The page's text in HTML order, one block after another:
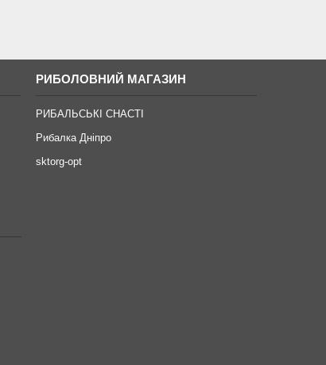
РИБОЛОВНИЙ МАГАЗИН
РИБАЛЬСЬКІ СНАСТІ
Рибалка Дніпро
sktorg-opt